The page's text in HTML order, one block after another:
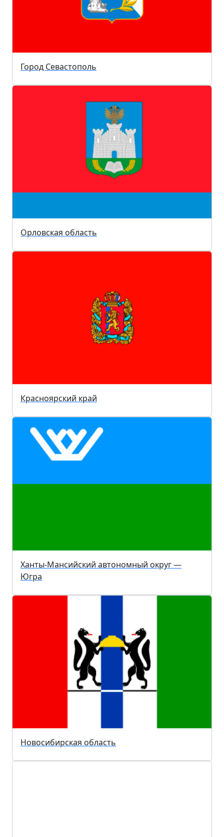
Город Севастополь
Орловская область
Красноярский край
Ханты-Мансийский автономный округ —
Югра
Новосибирская область